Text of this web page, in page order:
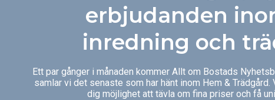
och ett ackumuleringspaket finns
erbjudanden
inredning och
Ett par gånger i månaden kommer Allt om Bostads
samlar vi det senaste som har hänt inom Hem &
dig möjlighet att tävla om fina priser och få